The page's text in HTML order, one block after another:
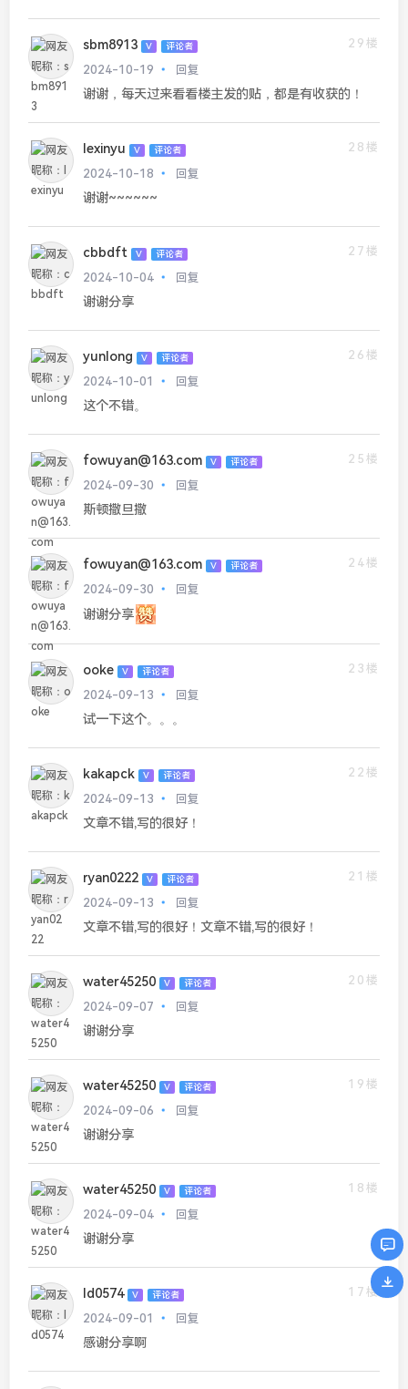
sbm8913 V 评论者
29楼
2024-10-19
回复
谢谢，每天过来看看楼主发的贴，都是有收获的！
lexinyu V 评论者
28楼
2024-10-18
回复
谢谢~~~~~~
cbbdft V 评论者
27楼
2024-10-04
回复
谢谢分享
yunlong V 评论者
26楼
2024-10-01
回复
这个不错。
fowuyan@163.com V 评论者
25楼
2024-09-30
回复
斯顿撒旦撒
fowuyan@163.com V 评论者
24楼
2024-09-30
回复
谢谢分享
ooke V 评论者
23楼
2024-09-13
回复
试一下这个。。。
kakapck V 评论者
22楼
2024-09-13
回复
文章不错,写的很好！
ryan0222 V 评论者
21楼
2024-09-13
回复
文章不错,写的很好！文章不错,写的很好！
water45250 V 评论者
20楼
2024-09-07
回复
谢谢分享
water45250 V 评论者
19楼
2024-09-06
回复
谢谢分享
water45250 V 评论者
18楼
2024-09-04
回复
谢谢分享
ld0574 V 评论者
17楼
2024-09-01
回复
感谢分享啊